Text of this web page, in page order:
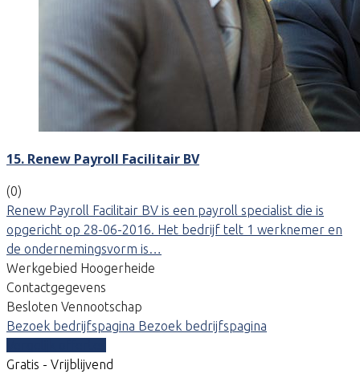
15. Renew Payroll Facilitair BV
(0)
Renew Payroll Facilitair BV is een payroll specialist die is
opgericht op 28-06-2016. Het bedrijf telt 1 werknemer en
de ondernemingsvorm is…
Werkgebied Hoogerheide
Contactgegevens
Besloten Vennootschap
Bezoek bedrijfspagina Bezoek bedrijfspagina
Gratis - Vrijblijvend